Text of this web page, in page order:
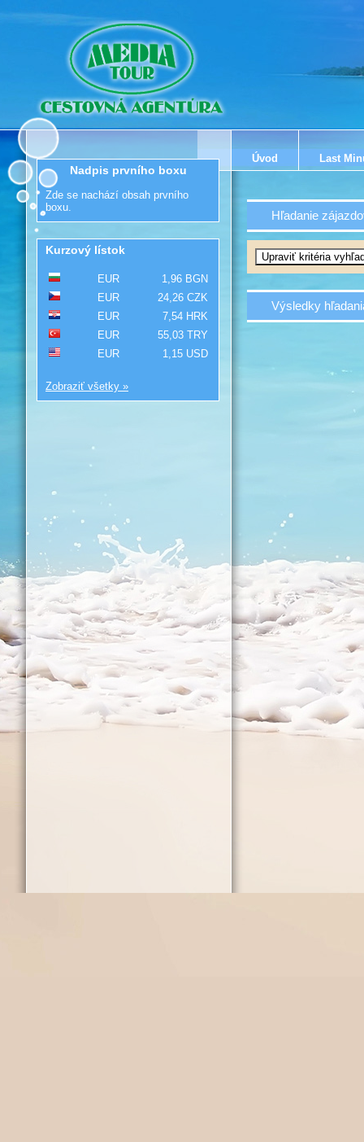
Úvod Last
Hľadanie
Výsledky
Nadpis prvního boxu
Zde se nachází obsah prvního
boxu.
Kurzový lístok
EUR
1,96 BGN
EUR
24,26 CZK
EUR
7,54 HRK
EUR
55,03 TRY
EUR
1,15 USD
Zobraziť všetky »